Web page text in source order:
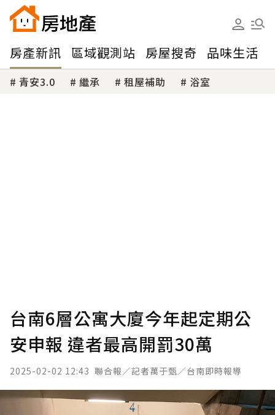
房產新訊 區域觀測站 房屋搜奇 品味生活
青安3.0 繼承 租屋補助 浴室
台南6層公寓大廈今年起定期公
安申報 違者最高開罰30萬
2025-02-02 12:43 聯合報／記者萬于甄／台南即時報導